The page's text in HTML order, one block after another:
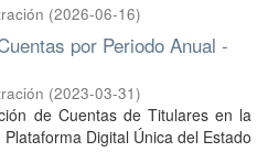
(2026-06-16)
por Periodo Anual -
(2023-03-31)
de Cuentas de Titulares en la
Digital Única del Estado